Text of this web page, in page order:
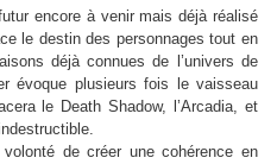
encore à venir mais déjà réalisé
le destin des personnages tout en
déjà connues de l’univers de
évoque plusieurs fois le vaisseau
le Death Shadow, l’Arcadia, et
de créer une cohérence en